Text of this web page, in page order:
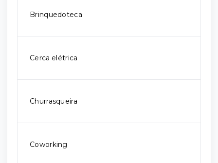
Brinquedoteca
Cerca elétrica
Churrasqueira
Coworking